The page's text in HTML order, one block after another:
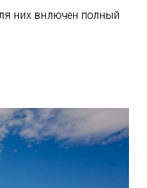
них внлючен полный